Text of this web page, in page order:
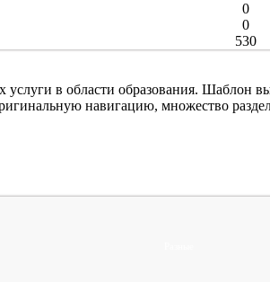
0
0
530
в области образования. Шаблон
навигацию, множество